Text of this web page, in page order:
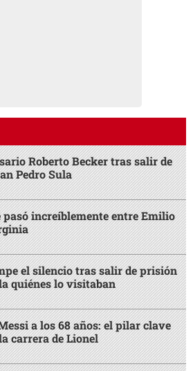
Roberto Becker tras salir de
Pedro Sula
pasó increíblemente entre Emilio
el silencio tras salir de prisión
quiénes lo visitaban
a los 68 años: el pilar clave
carrera de Lionel